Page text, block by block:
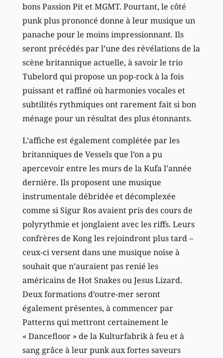
bons Passion Pit et MGMT. Pourtant, le côté
punk plus prononcé donne à leur musique un
panache pour le moins impressionnant. Ils
seront précédés par l’une des révélations de la
scène britannique actuelle, à savoir le trio
Tubelord qui propose un pop-rock à la fois
puissant et raffiné où harmonies vocales et
subtilités rythmiques ont rarement fait si bon
ménage pour un résultat des plus étonnants.
L’affiche est également complétée par les
britanniques de Vessels que l’on a pu
apercevoir entre les murs de la Kufa l’année
dernière. Ils proposent une musique
instrumentale débridée et décomplexée
comme si Sigur Ros avaient pris des cours de
polyrythmie et jonglaient avec les riffs. Leurs
confrères de Kong les rejoindront plus tard –
ceux-ci versent dans une musique noise à
souhait que n’auraient pas renié les
américains de Hot Snakes ou Jesus Lizard.
Deux formations d’outre-mer seront
également présentes, à commencer par
Patterns qui mettront certainement le
« Dancefloor » de la Kulturfabrik à feu et à
sang grâce à leur punk aux fortes saveurs